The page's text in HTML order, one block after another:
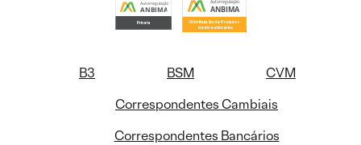
B3 BSM
CVM
Correspondentes Cambiais
Correspondentes Bancários